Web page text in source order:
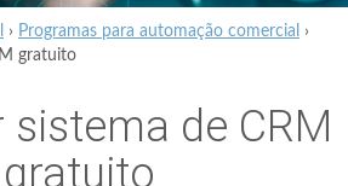
› Programas para automação comercial
›
gratuito
sistema de CRM
gratuito